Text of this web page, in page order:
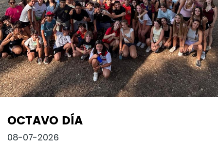
OCTAVO DÍA
08-07-2026